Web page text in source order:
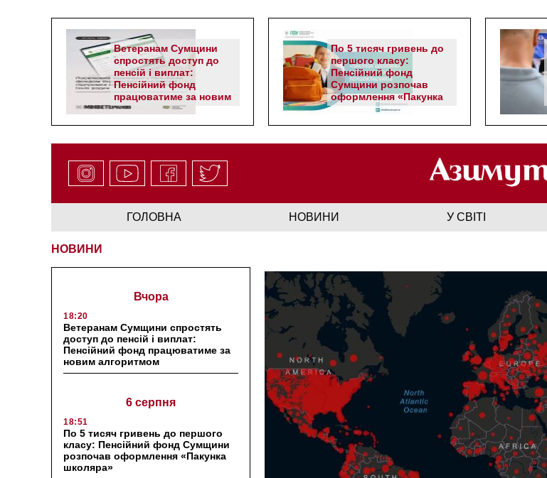
Ветеранам Сумщини
спростять доступ до
пенсій і виплат:
Пенсійний фонд
працюватиме за новим
алгоритмом
По 5 тисяч гривень до
першого класу:
Пенсійний фонд
Сумщини розпочав
оформлення «Пакунка
школяра»
ГОЛОВНА НОВИНИ У СВІТІ
НОВИНИ
Вчора
18:20
Ветеранам Сумщини спростять
доступ до пенсій і виплат:
Пенсійний фонд працюватиме за
новим алгоритмом
6 серпня
18:51
По 5 тисяч гривень до першого
класу: Пенсійний фонд Сумщини
розпочав оформлення «Пакунка
школяра»